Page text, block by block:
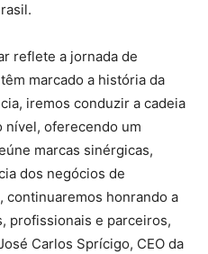
reflete a jornada de
marcado a história da
iremos conduzir a cadeia
nível, oferecendo um
marcas sinérgicas,
dos negócios de
honrando a
profissionais e parceiros,
Carlos Sprícigo, CEO da